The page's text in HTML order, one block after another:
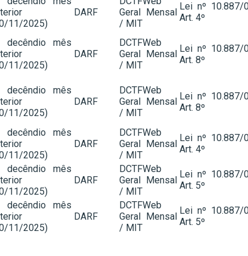
11/2025)
DARF
Geral Mensal
/ MIT
Lei nº 10.887/
Art. 4º
decêndio mês
11/2025)
DARF
DCTFWeb
Geral Mensal
/ MIT
Lei nº 10.887/
Art. 8º
decêndio mês
11/2025)
DARF
DCTFWeb
Geral Mensal
/ MIT
Lei nº 10.887/
Art. 8º
decêndio mês
11/2025)
DARF
DCTFWeb
Geral Mensal
/ MIT
Lei nº 10.887/
Art. 4º
decêndio mês
11/2025)
DARF
DCTFWeb
Geral Mensal
/ MIT
Lei nº 10.887/
Art. 5º
decêndio mês
11/2025)
DARF
DCTFWeb
Geral Mensal
/ MIT
Lei nº 10.887/
Art. 5º